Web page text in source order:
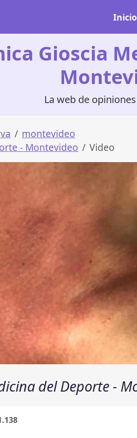
Inicio
Gioscia
La web de
montevideo
- Montevideo
Video
del Deporte -